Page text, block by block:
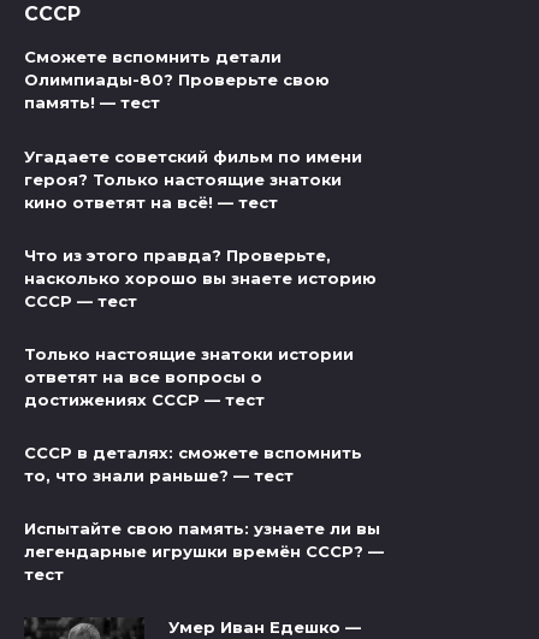
СССР
Сможете вспомнить детали
Олимпиады-80? Проверьте свою
память! — тест
Угадаете советский фильм по имени
героя? Только настоящие знатоки
кино ответят на всё! — тест
Что из этого правда? Проверьте,
насколько хорошо вы знаете историю
СССР — тест
Только настоящие знатоки истории
ответят на все вопросы о
достижениях СССР — тест
СССР в деталях: сможете вспомнить
то, что знали раньше? — тест
Испытайте свою память: узнаете ли вы
легендарные игрушки времён СССР? —
тест
Умер Иван Едешко —